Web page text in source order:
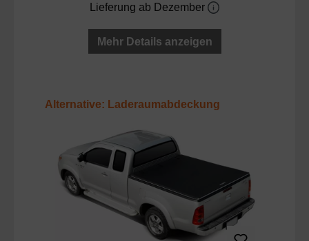
Lieferung ab Dezember
Mehr Details anzeigen
Produktgalerie überspringen
Alternative: Laderaumabdeckung